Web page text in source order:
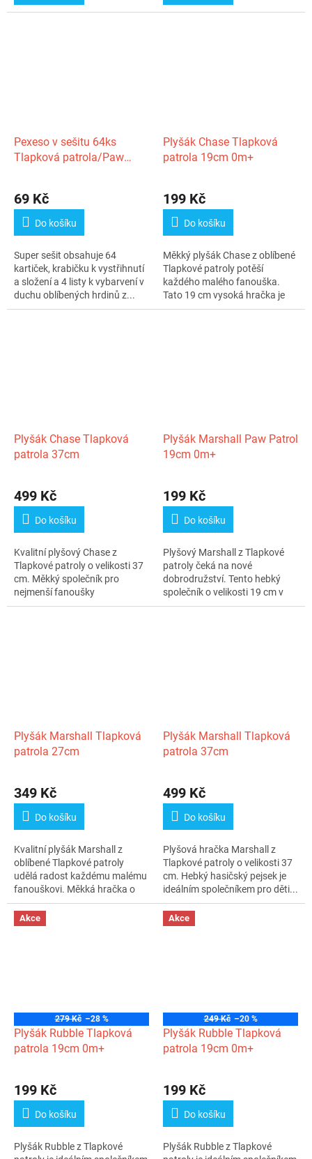
Pexeso v sešitu 64ks
Tlapková patrola/Paw
69 Kč
Do košíku
Super sešit obsahuje 64
kartiček, krabičku k vystřihnutí
a složení a 4 listy k vybarvení v
duchu oblíbených hrdinů z...
Plyšák Chase Tlapková
patrola 19cm 0m+
199 Kč
Do košíku
Měkký plyšák Chase z oblíbené
Tlapkové patroly potěší
každého malého fanouška.
Tato 19 cm vysoká hračka je
vyrobena z...
Plyšák Chase Tlapková
patrola 37cm
499 Kč
Do košíku
Kvalitní plyšový Chase z
Tlapkové patroly o velikosti 37
cm. Měkký společník pro
nejmenší fanoušky
populárního...
Plyšák Marshall Paw Patrol
19cm 0m+
199 Kč
Do košíku
Plyšový Marshall z Tlapkové
patroly čeká na nové
dobrodružství. Tento hebký
společník o velikosti 19 cm v
typickém...
Plyšák Marshall Tlapková
patrola 27cm
349 Kč
Do košíku
Kvalitní plyšák Marshall z
oblíbené Tlapkové patroly
udělá radost každému malému
fanouškovi. Měkká hračka o
velikosti...
Plyšák Marshall Tlapková
patrola 37cm
499 Kč
Do košíku
Plyšová hračka Marshall z
Tlapkové patroly o velikosti 37
cm. Hebký hasičský pejsek je
ideálním společníkem pro děti...
Akce
279 Kč –28 %
Plyšák Rubble Tlapková
patrola 19cm 0m+
199 Kč
Do košíku
Plyšák Rubble z Tlapkové
Akce
249 Kč –20 %
Plyšák Rubble Tlapková
patrola 19cm 0m+
199 Kč
Do košíku
Plyšák Rubble z Tlapkové